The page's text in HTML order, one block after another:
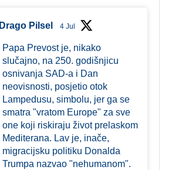
Drago Pilsel 4 Jul
Papa Prevost je, nikako
slučajno, na 250. godišnjicu
osnivanja SAD-a i Dan
neovisnosti, posjetio otok
Lampedusu, simbolu, jer ga se
smatra "vratom Europe" za sve
one koji riskiraju život prelaskom
Mediterana. Lav je, inače,
migracijsku politiku Donalda
Trumpa nazvao "nehumanom".